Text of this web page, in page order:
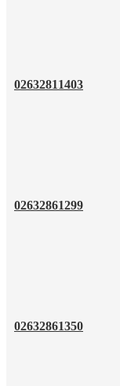
02632811403
02632861299
02632861350